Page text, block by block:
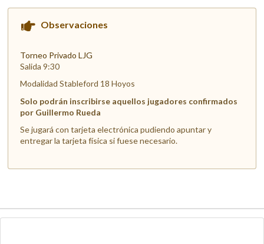
Observaciones
Torneo Privado LJG
Salida 9:30
Modalidad Stableford 18 Hoyos
Solo podrán inscribirse aquellos jugadores confirmados
por Guillermo Rueda
Se jugará con tarjeta electrónica pudiendo apuntar y
entregar la tarjeta física si fuese necesario.